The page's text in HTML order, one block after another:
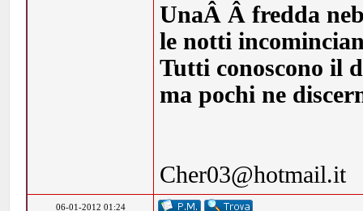
UnaÂ Â fredda
le notti
Tutti conoscono il
ma pochi ne
Cher03@hotmail.it
06-01-2012 01:24